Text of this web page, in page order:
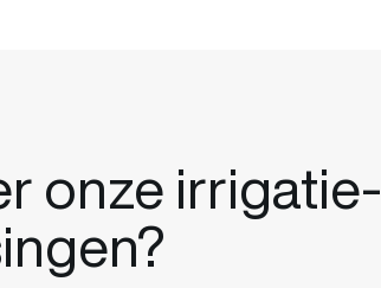
onze irrigatie-